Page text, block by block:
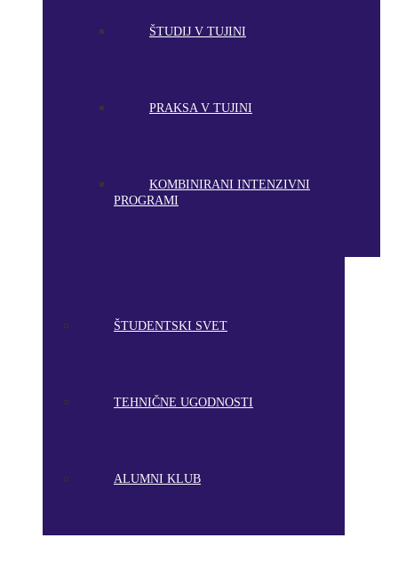
ŠTUDIJ V TUJINI
PRAKSA V TUJINI
KOMBINIRANI INTENZIVNI
PROGRAMI
ŠTUDENTSKI SVET
TEHNIČNE UGODNOSTI
ALUMNI KLUB